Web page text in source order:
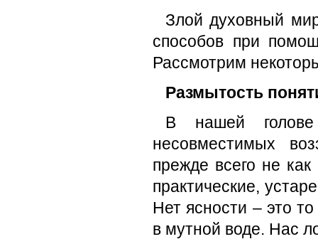
Злой духовный
способов при
Рассмотрим
Размытость
В нашей голове
несовместимых
прежде всего не
практические,
Нет ясности – это
в мутной воде. Нас